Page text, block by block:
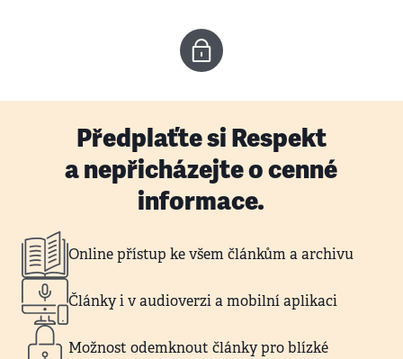
Předplaťte si Respekt
a nepřicházejte o cenné
informace.
Online přístup ke všem článkům a archivu
Články i v audioverzi a mobilní aplikaci
Možnost odemknout články pro blízké